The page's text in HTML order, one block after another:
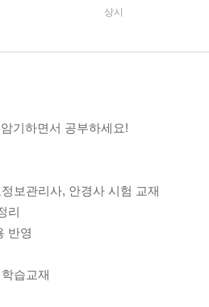
상시
기하면서 공부하세요!
보관리사, 안경사 시험 교재
리
반영
습교재